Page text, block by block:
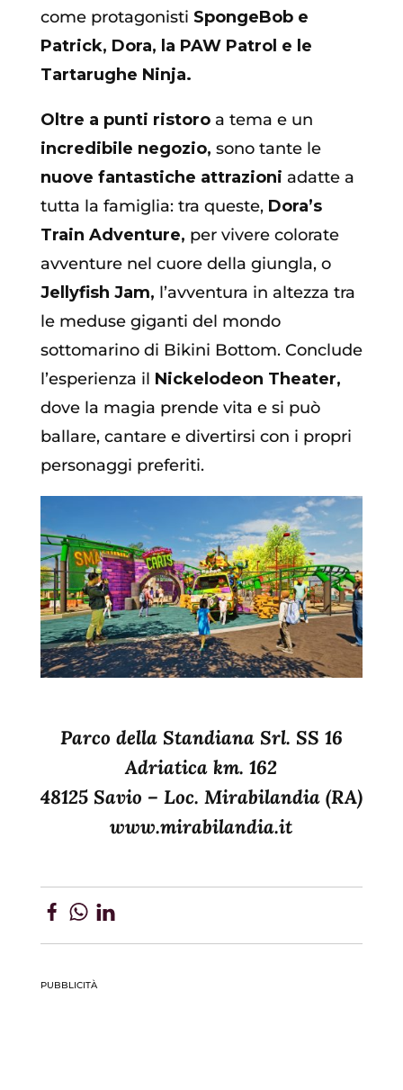
come protagonisti SpongeBob e
Patrick, Dora, la PAW Patrol e le
Tartarughe Ninja.
Oltre a punti ristoroa tema e un
incredibile negozio, sono tante le
nuove fantastiche attrazioni adatte a
tutta la famiglia: tra queste, Dora’s
Train Adventure, per vivere colorate
avventure nel cuore della giungla, o
Jellyfish Jam, l’avventura in altezza tra
le meduse giganti del mondo
sottomarino di Bikini Bottom. Conclude
l’esperienza il Nickelodeon Theater,
dove la magia prende vita e si può
ballare, cantare e divertirsi con i propri
personaggi preferiti.
Parco della Standiana Srl. SS 16
Adriatica km. 162
48125 Savio – Loc. Mirabilandia (RA)
www.mirabilandia.it
PUBBLICITÀ